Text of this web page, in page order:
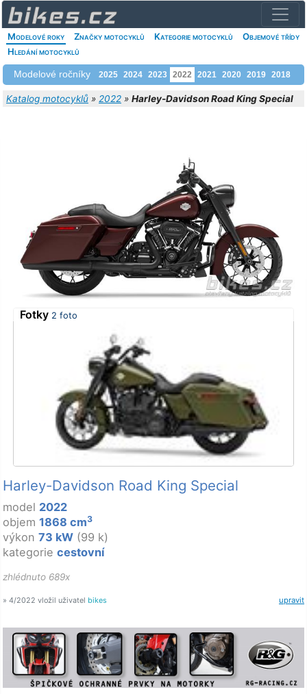
Modelové roky Značky motocyklů Kategorie motocyklů
Objemové třídy
Hledání motocyklů
Modelové ročníky 2025 2024 2023 2022 2021 2020 2019 2018
Katalog motocyklů » 2022 » Harley-Davidson Road King Special
Fotky 2 foto
Harley-Davidson Road King Special
model 2022
objem 1868 cm3
výkon 73 kW (99 k)
kategorie cestovní
zhlédnuto 689x
upravit
» 4/2022 vložil uživatel bikes